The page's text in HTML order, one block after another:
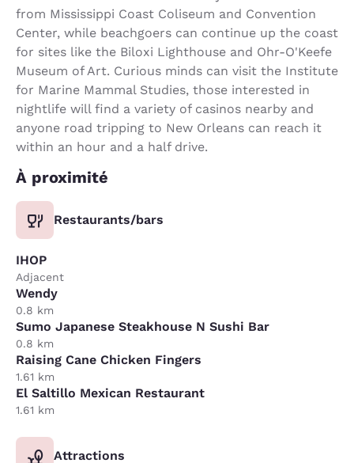
from Mississippi Coast Coliseum and Convention
Center, while beachgoers can continue up the coast
for sites like the Biloxi Lighthouse and Ohr-O'Keefe
Museum of Art. Curious minds can visit the Institute
for Marine Mammal Studies, those interested in
nightlife will find a variety of casinos nearby and
anyone road tripping to New Orleans can reach it
within an hour and a half drive.
À proximité
Restaurants/bars
IHOP
Adjacent
Wendy
0.8 km
Sumo Japanese Steakhouse N Sushi Bar
0.8 km
Raising Cane Chicken Fingers
1.61 km
El Saltillo Mexican Restaurant
1.61 km
Attractions